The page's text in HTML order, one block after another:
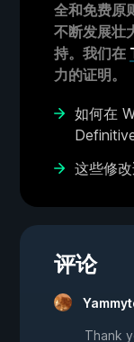
全和免费原
不断发展壮
持。我们在
力的证明。
如何在
这些修
评论
Thank